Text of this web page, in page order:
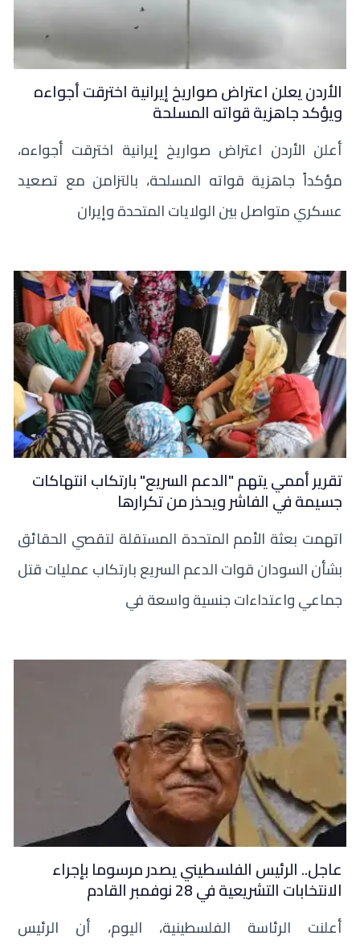
الأردن يعلن اعتراض صواريخ إيرانية اخترقت أجواءه
ويؤكد جاهزية قواته المسلحة
أعلن الأردن اعتراض صواريخ إيرانية اخترقت أجواءه،
مؤكداً جاهزية قواته المسلحة، بالتزامن مع تصعيد
عسكري متواصل بين الولايات المتحدة وإيران
تقرير أممي يتهم "الدعم السريع" بارتكاب انتهاكات
جسيمة في الفاشر ويحذر من تكرارها
اتهمت بعثة الأمم المتحدة المستقلة لتقصي الحقائق
بشأن السودان قوات الدعم السريع بارتكاب عمليات قتل
جماعي واعتداءات جنسية واسعة في
عاجل.. الرئيس الفلسطيني يصدر مرسوما بإجراء
الانتخابات التشريعية في 28 نوفمبر القادم
أعلنت الرئاسة الفلسطينية، اليوم، أن الرئيس